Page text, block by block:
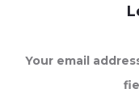
Your email